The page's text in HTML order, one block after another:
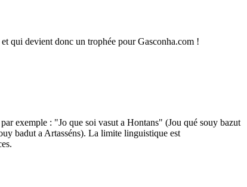
qui devient donc un trophée pour Gasconha.com !
exemple : "Jo que soi vasut a Hontans" (Jou qué souy bazut
badut a Artasséns). La limite linguistique est